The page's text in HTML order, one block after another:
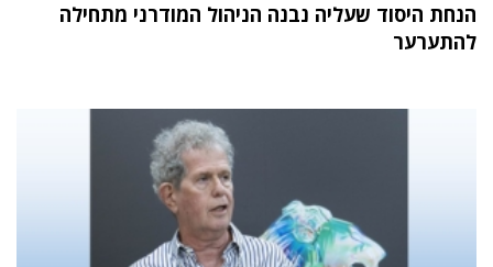
הנחת היסוד שעליה נבנה הניהול המודרני מתחילה
להתערער